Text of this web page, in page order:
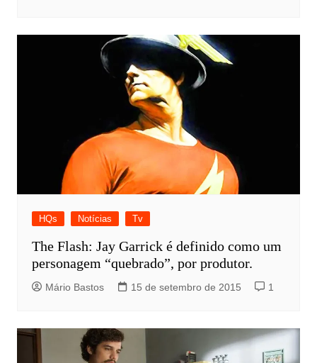
HQs Notícias Tv
The Flash: Jay Garrick é definido como um
personagem “quebrado”, por produtor.
Mário Bastos 15 de setembro de 2015 1